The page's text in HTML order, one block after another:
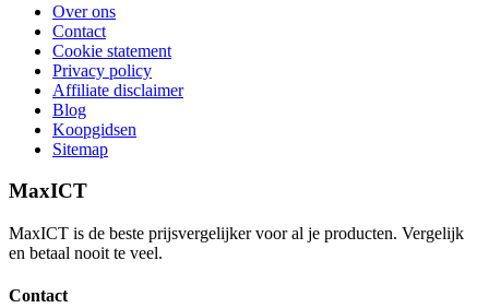
Over ons
Contact
Cookie statement
Privacy policy
Affiliate disclaimer
Blog
Koopgidsen
Sitemap
MaxICT
MaxICT is de beste prijsvergelijker voor al je producten. Vergelijk
en betaal nooit te veel.
Contact